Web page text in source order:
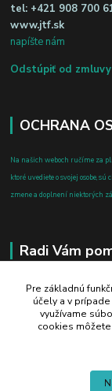
tel: +421 908 700
www.jtf.sk
napíšte nám
Odstúpiť od
OCHRANA
Na našich weboch ručíme za
ktoré uvediete o svojej osobe,
zmene a doplnení niektorých
Radi Vám
+421 908 700
po-pia: 8.00 - 16.00
business@jtf.sk
Pre základnú
účely a v
využívame
cookies